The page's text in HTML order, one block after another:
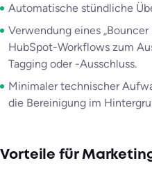
Automatische stündliche
Verwendung eines
HubSpot-Workflows zum
Tagging oder -Ausschluss.
Minimaler technischer
die Bereinigung im
Vorteile für